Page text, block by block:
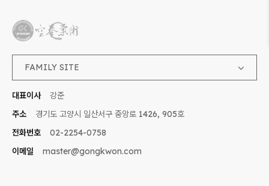
FAMILY SITE
대표이사
강준
주소
경기도 고양시 일산서구 중앙로 1426, 905호
전화번호
02-2254-0758
이메일
master@gongkwon.com